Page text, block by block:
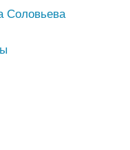
Соловьева